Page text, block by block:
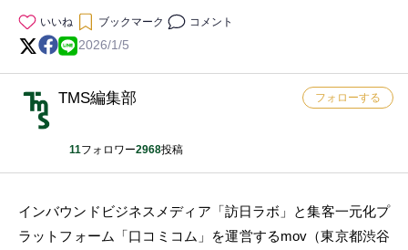
いいね ブックマーク コメント
2026/1/5
TMS編集部
11フォロワー2968投稿
フォローする
インバウンドビジネスメディア「訪日ラボ」と集客一元化プ
ラットフォーム「口コミコム」を運営するmov（東京都渋谷